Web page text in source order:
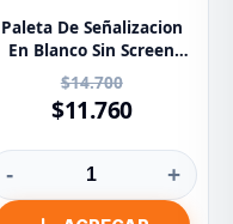
Paleta De Señalizacion
En Blanco Sin Screen
30x30 Cm
$14.700
$11.760
- +